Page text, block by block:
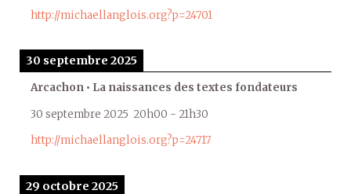
http://michaellanglois.org?p=24701
30 septembre 2025
Arcachon • La naissances des textes fondateurs
30 septembre 2025 20h00 - 21h30
http://michaellanglois.org?p=24717
29 octobre 2025